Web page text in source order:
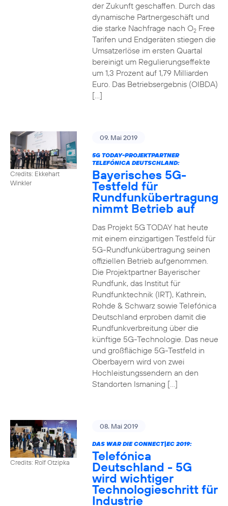
der Zukunft geschaffen. Durch das
dynamische Partnergeschäft und
die starke Nachfrage nach O2Free
Tarifen und Endgeräten stiegen die
Umsatzerlöse im ersten Quartal
bereinigt um Regulierungseffekte
um 1,3 Prozent auf 1,79 Milliarden
Euro. Das Betriebsergebnis (OIBDA)
[…]
Credits: Ekkehart
Winkler
09. Mai 2019
5G TODAY-PROJEKTPARTNER
TELEFÓNICA DEUTSCHLAND:
Bayerisches 5G-
Testfeld für
Rundfunkübertragung
nimmt Betrieb auf
Das Projekt 5G TODAY hat heute
mit einem einzigartigen Testfeld für
5G-Rundfunkübertragung seinen
offiziellen Betrieb aufgenommen.
Die Projektpartner Bayerischer
Rundfunk, das Institut für
Rundfunktechnik (IRT), Kathrein,
Rohde & Schwarz sowie Telefónica
Deutschland erproben damit die
Rundfunkverbreitung über die
künftige 5G-Technologie. Das neue
und großflächige 5G-Testfeld in
Oberbayern wird von zwei
Hochleistungssendern an den
Standorten Ismaning […]
Credits: Rolf Otzipka
08. Mai 2019
DAS WAR DIE CONNECT|EC 2019:
Telefónica
Deutschland - 5G
wird wichtiger
Technologieschritt für
Industrie